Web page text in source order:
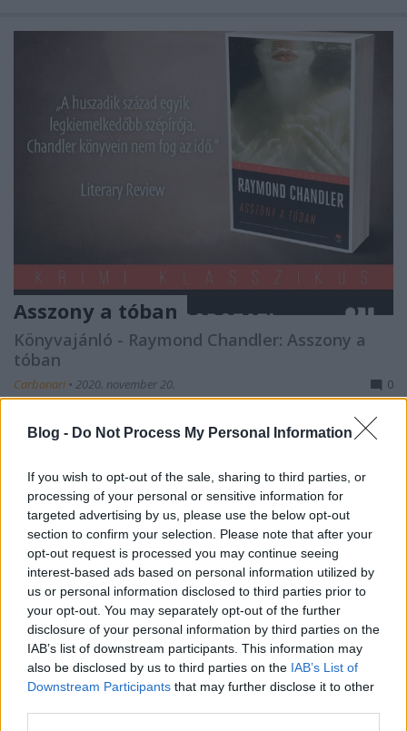
Blog - Do Not Process My Personal Information
If you wish to opt-out of the sale, sharing to third parties, or
processing of your personal or sensitive information for
targeted advertising by us, please use the below opt-out
section to confirm your selection. Please note that after your
opt-out request is processed you may continue seeing
interest-based ads based on personal information utilized by
us or personal information disclosed to third parties prior to
your opt-out. You may separately opt-out of the further
disclosure of your personal information by third parties on the
IAB’s list of downstream participants. This information may
also be disclosed by us to third parties on the IAB’s List of
Downstream Participants that may further disclose it to other
Asszony a tóban
Könyvajánló - Raymond Chandler: Asszony a
tóban
Carbonari • 2020. november 20. 0
Időtlen klasszikus krimi a noir hajnalából. A
ember a férje, a másiké gazdag. Az egyik nő talán
Mexikóba utazott, hogy elváljon, majd hozzámenjen
egy dzsigolóhoz, a másik nőt talán megölték.
Marlowe abban sem biztos, izgatja-e egyáltalán,
mi…